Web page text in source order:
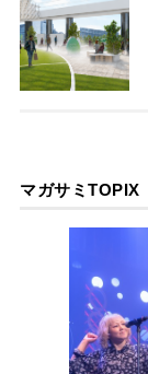
マガサミTOPIX